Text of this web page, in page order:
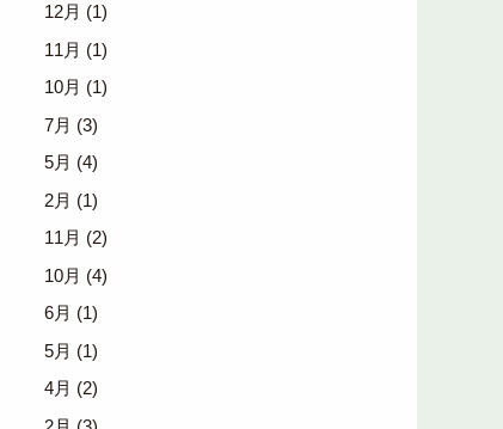
12月 (1)
11月 (1)
10月 (1)
7月 (3)
5月 (4)
2月 (1)
11月 (2)
10月 (4)
6月 (1)
5月 (1)
4月 (2)